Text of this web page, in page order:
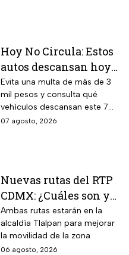
Hoy No Circula: Estos
autos descansan hoy
viernes 7 de agosto en
CDMX y EDOMEX
Evita una multa de más de 3
mil pesos y consulta qué
vehículos descansan este 7
de agosto, los horarios del
07 agosto, 2026
Nuevas rutas del RTP
CDMX: ¿Cuáles son y
con qué estaciones
del Metrobús
conectan?
Ambas rutas estarán en la
alcaldía Tlalpan para mejorar
la movilidad de la zona
06 agosto, 2026